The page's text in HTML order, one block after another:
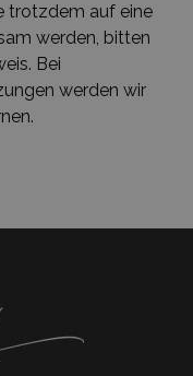
trotzdem auf eine
werden, bitten
Bei
werden wir